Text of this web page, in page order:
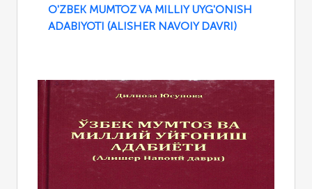
O'ZBEK MUMTOZ VA MILLIY UYG'ONISH
ADABIYOTI (ALISHER NAVOIY DAVRI)